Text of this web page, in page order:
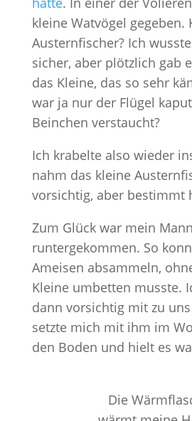
kleine Watvögel gegeben.
Austernfischer? Ich
sicher, aber plötzlich gab
das Kleine, das so sehr
war ja nur der Flügel
Beinchen verstaucht?
Ich krabelte also wieder
nahm das kleine
vorsichtig, aber bestimmt
Zum Glück war mein
runtergekommen. So
Ameisen absammeln,
Kleine umbetten musste.
dann vorsichtig mit zu
setzte mich mit ihm im
den Boden und hielt es
Die